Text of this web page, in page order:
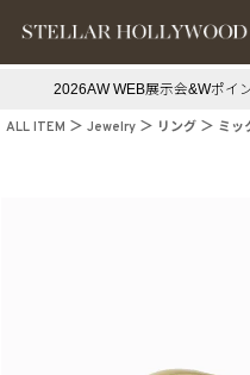
2026AW WEB展示会&Wポイ
ALL ITEM Jewelry リング ミッ